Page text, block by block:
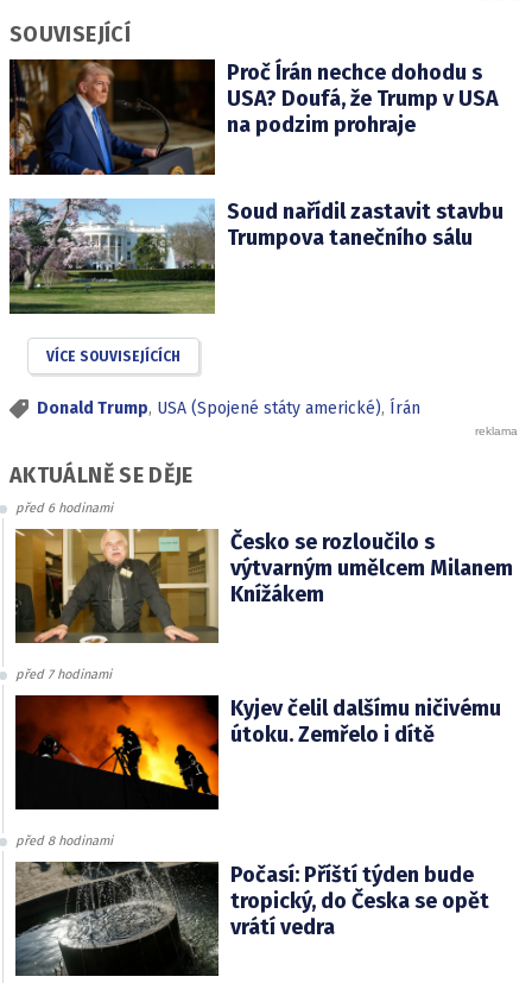
SOUVISEJÍCÍ
Proč Írán nechce dohodu s
USA? Doufá, že Trump v USA
na podzim prohraje
Soud nařídil zastavit stavbu
Trumpova tanečního sálu
VÍCE SOUVISEJÍCÍCH
Donald Trump, USA (Spojené státy americké), Írán
AKTUÁLNĚ SE DĚJE
před 6 hodinami
Česko se rozloučilo s
výtvarným umělcem Milanem
Knížákem
před 7 hodinami
Kyjev čelil dalšímu ničivému
útoku. Zemřelo i dítě
před 8 hodinami
Počasí: Příští týden bude
tropický, do Česka se opět
vrátí vedra